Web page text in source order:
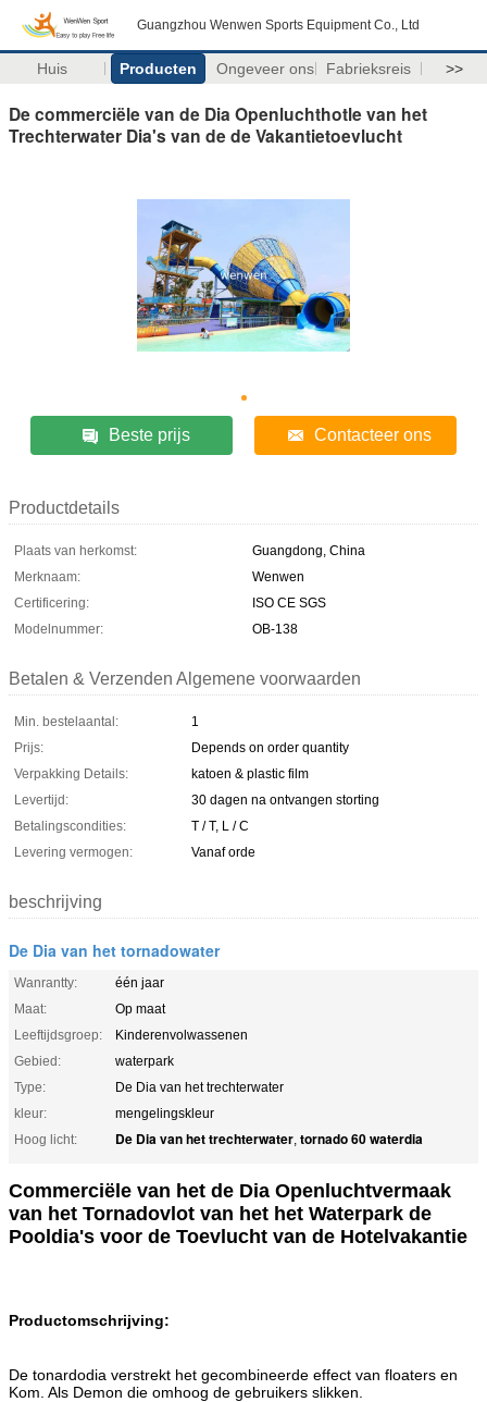
Guangzhou Wenwen Sports Equipment Co., Ltd
Huis Producten Ongeveer ons Fabrieksreis >>
De commerciële van de Dia Openluchthotle van het
Trechterwater Dia's van de de Vakantietoevlucht
Beste prijs Contacteer ons
Productdetails
Plaats van herkomst:
Guangdong, China
Merknaam:
Wenwen
Certificering:
ISO CE SGS
Modelnummer:
OB-138
Betalen & Verzenden Algemene voorwaarden
Min. bestelaantal:
1
Prijs:
Depends on order quantity
Verpakking Details:
katoen & plastic film
Levertijd:
30 dagen na ontvangen storting
Betalingscondities:
T / T, L / C
Levering vermogen:
Vanaf orde
beschrijving
De Dia van het tornadowater
Wanrantty:
één jaar
Maat:
Op maat
Leeftijdsgroep:
Kinderenvolwassenen
Gebied:
waterpark
Type:
De Dia van het trechterwater
kleur:
mengelingskleur
Hoog licht:
De Dia van het trechterwater, tornado 60 waterdia
Commerciële van het de Dia Openluchtvermaak
van het Tornadovlot van het het Waterpark de
Pooldia's voor de Toevlucht van de Hotelvakantie
Productomschrijving:
De tonardodia verstrekt het gecombineerde effect van floaters en
Kom. Als Demon die omhoog de gebruikers slikken.